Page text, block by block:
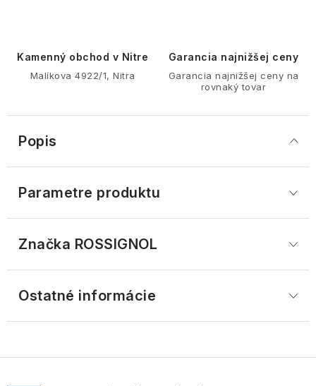
Kamenný obchod v Nitre
Malíkova 4922/1, Nitra
Garancia najnižšej ceny
Garancia najnižšej ceny na
rovnaký tovar
Popis
Parametre produktu
Značka ROSSIGNOL
Ostatné informácie